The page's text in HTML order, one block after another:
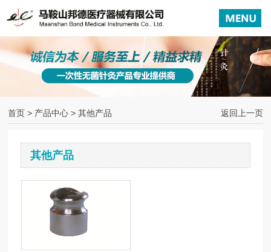
返回上一页
首页 > 产品中心 > 其他产品
其他产品